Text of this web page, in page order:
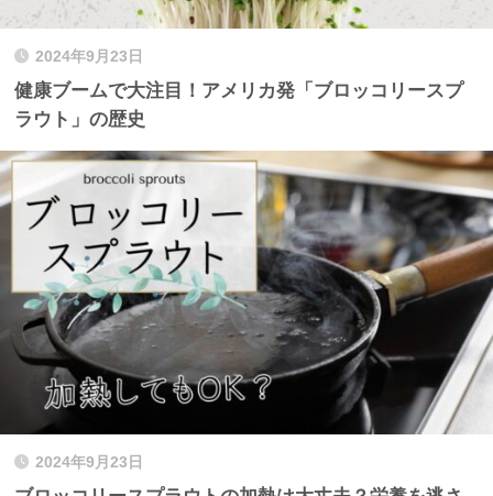
2024年9月23日
健康ブームで大注目！アメリカ発「ブロッコリースプ
ラウト」の歴史
2024年9月23日